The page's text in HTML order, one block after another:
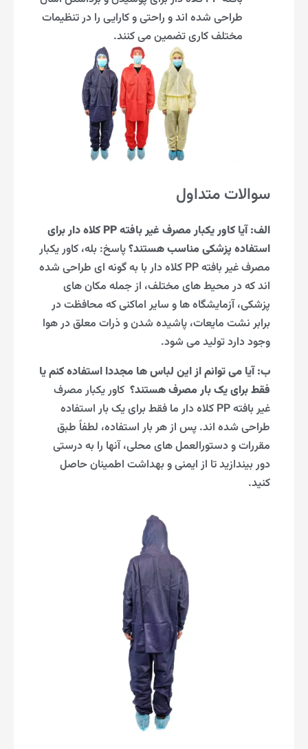
طراحی شده اند و راحتی و کارایی را در تنظیمات
مختلف کاری تضمین می کنند.
سوالات متداول
الف: آیا کاور یکبار مصرف غیر بافته PP کلاه دار برای
استفاده پزشکی مناسب هستند؟پاسخ: بله، کاور یکبار
مصرف غیر بافته PP کلاه دار با به گونه ای طراحی شده
اند که در محیط های مختلف، از جمله مکان های
پزشکی، آزمایشگاه ها و سایر اماکنی که محافظت در
برابر نشت مایعات، پاشیده شدن و ذرات معلق در هوا
وجود دارد تولید می شود.
ب: آیا می توانم از این لباس ها مجددا استفاده کنم یا
فقط برای یک بار مصرف هستند؟ کاور یکبار مصرف
غیر بافته PP کلاه دار ما فقط برای یک بار استفاده
طراحی شده اند. پس از هر بار استفاده، لطفاً طبق
مقررات و دستورالعمل های محلی، آنها را به درستی
دور بیندازید تا از ایمنی و بهداشت اطمینان حاصل
کنید.